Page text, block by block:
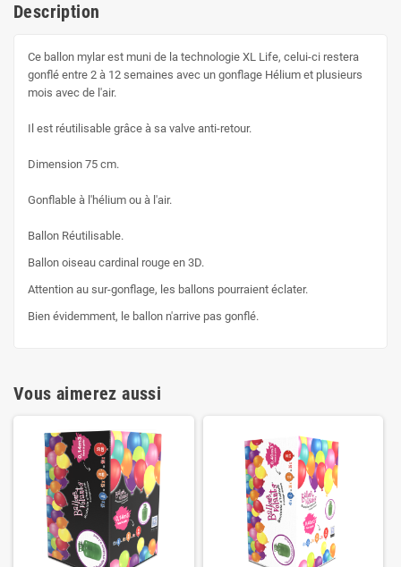
Description
Ce ballon mylar est muni de la technologie XL Life, celui-ci restera
gonflé entre 2 à 12 semaines avec un gonflage Hélium et plusieurs
mois avec de l'air.
Il est réutilisable grâce à sa valve anti-retour.
Dimension 75 cm.
Gonflable à l'hélium ou à l'air.
Ballon Réutilisable.
Ballon oiseau cardinal rouge en 3D.
Attention au sur-gonflage, les ballons pourraient éclater.
Bien évidemment, le ballon n'arrive pas gonflé.
Vous aimerez aussi